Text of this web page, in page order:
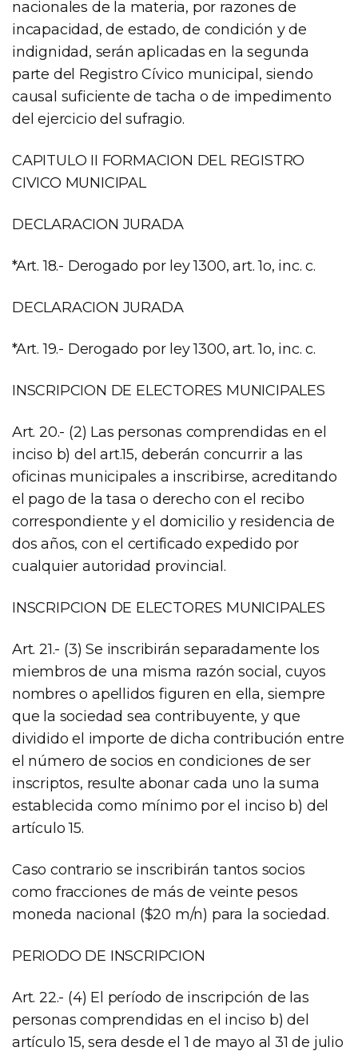
nacionales de la materia, por razones de
incapacidad, de estado, de condición y de
indignidad, serán aplicadas en la segunda
parte del Registro Cívico municipal, siendo
causal suficiente de tacha o de impedimento
del ejercicio del sufragio.
CAPITULO II FORMACION DEL REGISTRO
CIVICO MUNICIPAL
DECLARACION JURADA
*Art. 18.- Derogado por ley 1300, art. 1o, inc. c.
DECLARACION JURADA
*Art. 19.- Derogado por ley 1300, art. 1o, inc. c.
INSCRIPCION DE ELECTORES MUNICIPALES
Art. 20.- (2) Las personas comprendidas en el
inciso b) del art.15, deberán concurrir a las
oficinas municipales a inscribirse, acreditando
el pago de la tasa o derecho con el recibo
correspondiente y el domicilio y residencia de
dos años, con el certificado expedido por
cualquier autoridad provincial.
INSCRIPCION DE ELECTORES MUNICIPALES
Art. 21.- (3) Se inscribirán separadamente los
miembros de una misma razón social, cuyos
nombres o apellidos figuren en ella, siempre
que la sociedad sea contribuyente, y que
dividido el importe de dicha contribución entre
el número de socios en condiciones de ser
inscriptos, resulte abonar cada uno la suma
establecida como mínimo por el inciso b) del
artículo 15.
Caso contrario se inscribirán tantos socios
como fracciones de más de veinte pesos
moneda nacional ($20 m/n) para la sociedad.
PERIODO DE INSCRIPCION
Art. 22.- (4) El período de inscripción de las
personas comprendidas en el inciso b) del
artículo 15, sera desde el 1 de mayo al 31 de julio